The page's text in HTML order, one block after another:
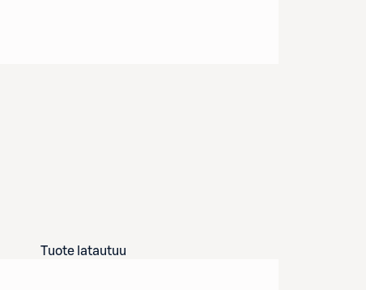
Tuote latautuu